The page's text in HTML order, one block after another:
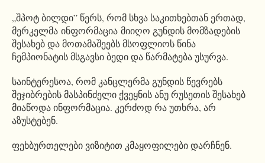
„შპოტ ბილდი” წერს, რომ სხვა საკითხებთან ერთად,
მერკელმა ინფორმაცია მიიღო გუნდის მომზადების
შესახებ და მოთამაშეებს მსოფლიოს წინა
ჩემპიონატის მსგავსი ბედი და წარმატება უსურვა.
საინტერესოა, რომ კანცლერმა გუნდის წევრებს
შეჯიბრების მასპინძელი ქვეყნის ანუ რუსეთის შესახებ
მიაწოდა ინფორმაცია. კერძოდ რა უთხრა, არ
აზუსტებენ.
ფეხბურთელები ვიზიტით კმაყოფილები დარჩნენ.